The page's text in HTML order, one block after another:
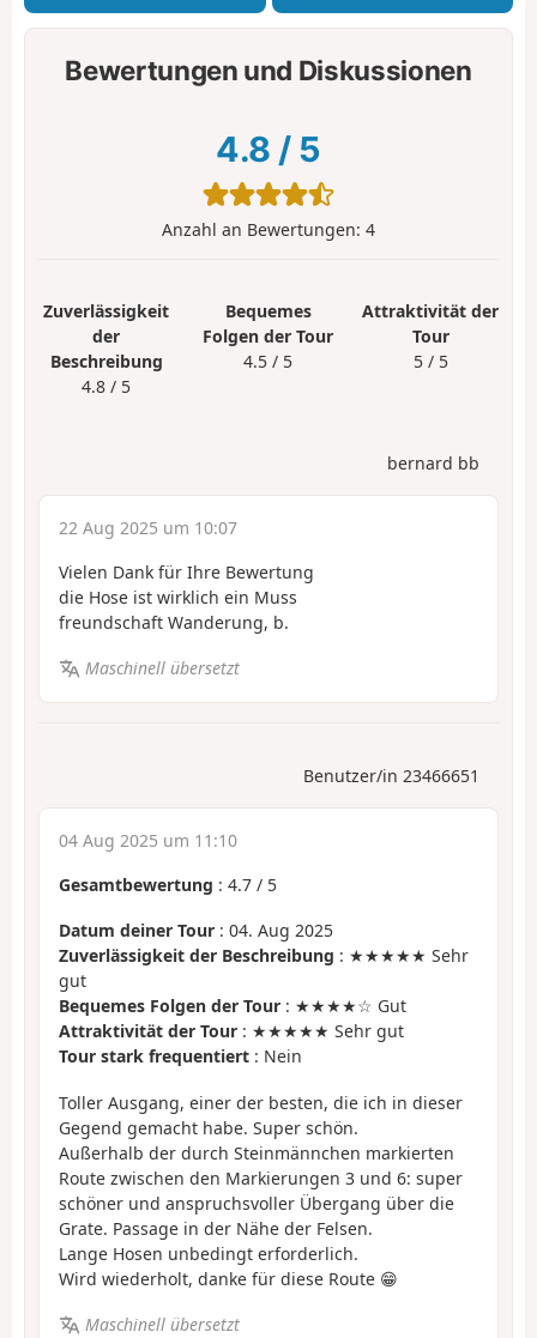
Bewertungen und Diskussionen
4.8 / 5
Anzahl an Bewertungen: 4
Zuverlässigkeit
der
Beschreibung
4.8 / 5
Bequemes
Folgen der Tour
4.5 / 5
Attraktivität der
Tour
5 / 5
bernard bb
22 Aug 2025 um 10:07
Vielen Dank für Ihre Bewertung
die Hose ist wirklich ein Muss
freundschaft Wanderung, b.
Maschinell übersetzt
Benutzer/in 23466651
04 Aug 2025 um 11:10
Gesamtbewertung : 4.7 / 5
Datum deiner Tour : 04. Aug 2025
Zuverlässigkeit der Beschreibung : ★★★★★ Sehr
gut
Bequemes Folgen der Tour : ★★★★☆ Gut
Attraktivität der Tour : ★★★★★ Sehr gut
Tour stark frequentiert : Nein
Toller Ausgang, einer der besten, die ich in dieser
Gegend gemacht habe. Super schön.
Außerhalb der durch Steinmännchen markierten
Route zwischen den Markierungen 3 und 6: super
schöner und anspruchsvoller Übergang über die
Grate. Passage in der Nähe der Felsen.
Lange Hosen unbedingt erforderlich.
Wird wiederholt, danke für diese Route 😁
Maschinell übersetzt